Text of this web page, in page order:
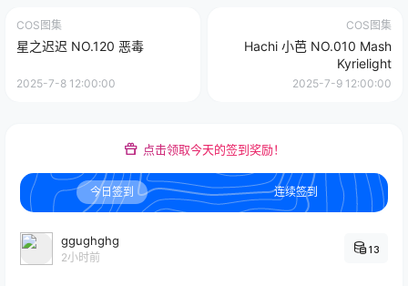
COS图集
星之迟迟 NO.120 恶毒
2025-7-8 12:00:00
COS图集
Hachi 小芭 NO.010 Mash
Kyrielight
2025-7-9 12:00:00
点击领取今天的签到奖励！
今日签到 连续签到
ggughghg
2小时前
13